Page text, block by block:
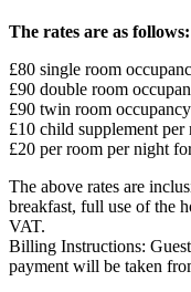
The rates are as follows:
£80 single room
£90 double room
£90 twin room
£10 child supplement per
£20 per room per night
The above rates are
breakfast, full use of the
VAT.
Billing Instructions:
payment will be taken